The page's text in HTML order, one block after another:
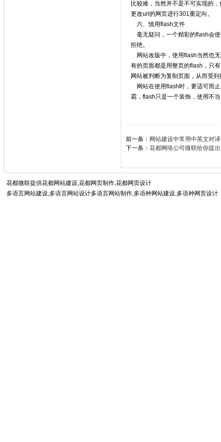
比较难，当然并不是不可实现的
更改url的网页进行301重定向。
六、慎用flash文件
毫无疑问，一个精彩的flash会
拒绝。
网站改版中，使用flash当然也
有的页面都是用整页的flash，只
网站被判断为复制页面，从而受
网站在使用flash时，要适可而
霜，flash只是一个装饰，使用不
前一条： 网站建设中常用中英文对译
下一条： 花都网络公司微联给你提
花都微联提供花都网站建设,花都网页制作,花都网页设计
多语言网站建设,多语言网站设计多语言网站制作,多语种网站建设,多语种网页设计